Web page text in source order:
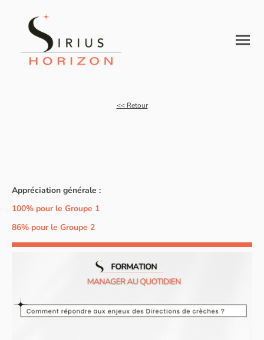
<< Retour
Appréciation générale :
100% pour le Groupe 1
86% pour le Groupe 2